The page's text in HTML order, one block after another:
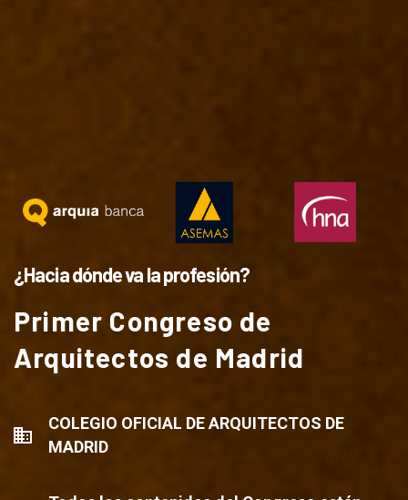
¿Hacia dónde va la profesión?
Primer Congreso de
Arquitectos de Madrid
COLEGIO OFICIAL DE ARQUITECTOS DE
MADRID